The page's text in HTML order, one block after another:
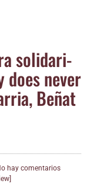
soli­da­ri­
does never
Beñat
hay comentarios